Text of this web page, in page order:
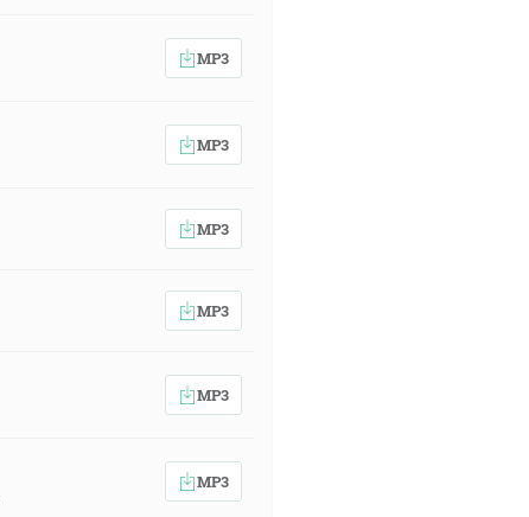
MP3
MP3
MP3
MP3
MP3
MP3